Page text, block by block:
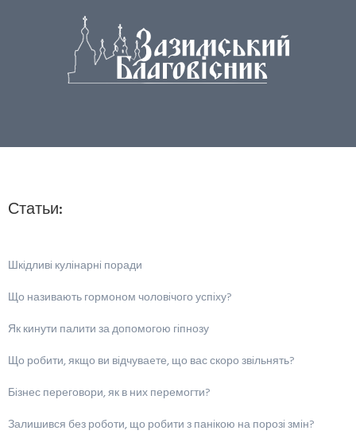
Статьи:
Шкiдливi кулiнарнi поради
Що називають гормоном чоловiчого успiху?
Як кинути палити за допомогою гiпнозу
Що робити, якщо ви вiдчуваeте, що вас скоро звiльнять?
Бiзнес переговори, як в них перемогти?
Залишився без роботи, що робити з панiкою на порозi змiн?